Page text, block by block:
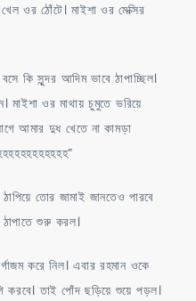
ওর ঠোঁটে। মাইশা ওর মেক্সির
কি সুন্দর আদিম ভাবে ঠাপাচ্ছিল।
মাইশা ওর মাথায় চুমুতে ভরিয়ে
আমার দুধ খেতে না কামড়া
তোর জামাই জানতেও পারবে
শুরু করল।
করে নিল। এবার রহমান ওকে
করবে। তাই পোঁদ ছড়িয়ে শুয়ে পড়ল।